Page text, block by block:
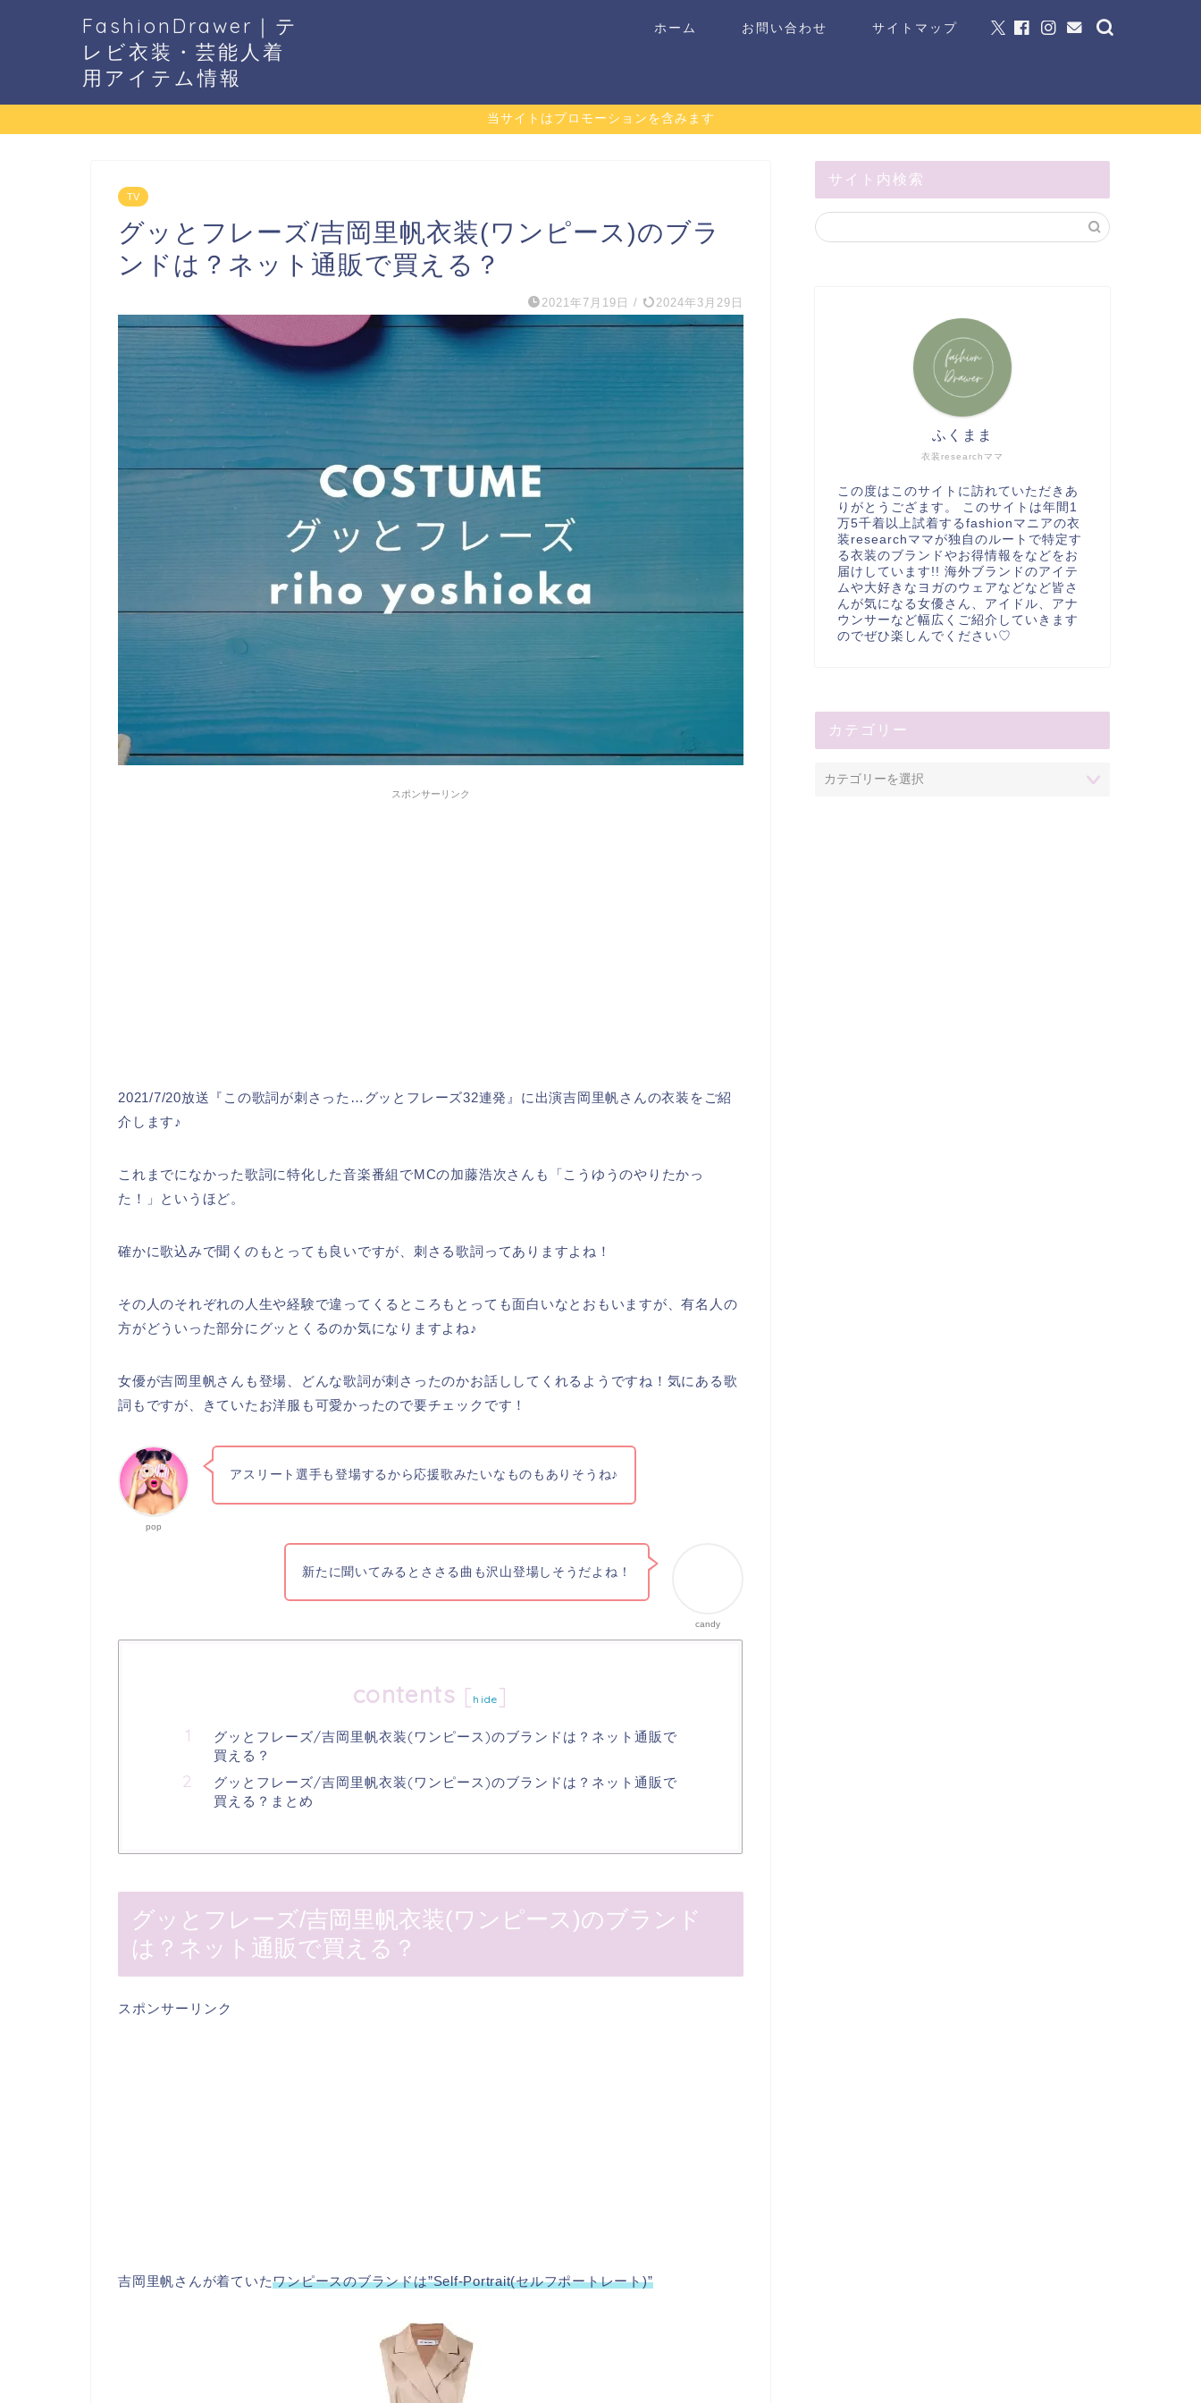
FashionDrawer｜テ
レビ衣装・芸能人着
用アイテム情報
ホーム お問い合わせ サイトマップ
当サイトはプロモーションを含みます
TV
グッとフレーズ/吉岡里帆衣装(ワンピース)のブラ
ンドは？ネット通販で買える？
2021年7月19日 / 2024年3月29日
スポンサーリンク
2021/7/20放送『この歌詞が刺さった…グッとフレーズ32連発』に出演吉岡里帆さんの衣装をご紹
介します♪
これまでになかった歌詞に特化した音楽番組でMCの加藤浩次さんも「こうゆうのやりたかっ
た！」というほど。
確かに歌込みで聞くのもとっても良いですが、刺さる歌詞ってありますよね！
その人のそれぞれの人生や経験で違ってくるところもとっても面白いなとおもいますが、有名人の
方がどういった部分にグッとくるのか気になりますよね♪
女優が吉岡里帆さんも登場、どんな歌詞が刺さったのかお話ししてくれるようですね！気にある歌
詞もですが、きていたお洋服も可愛かったので要チェックです！
pop
アスリート選手も登場するから応援歌みたいなものもありそうね♪
candy
新たに聞いてみるとささる曲も沢山登場しそうだよね！
contents [ hide ]
グッとフレーズ/吉岡里帆衣装(ワンピース)のブランドは？ネット通販で
買える？
グッとフレーズ/吉岡里帆衣装(ワンピース)のブランドは？ネット通販で
買える？まとめ
グッとフレーズ/吉岡里帆衣装(ワンピース)のブランド
は？ネット通販で買える？
スポンサーリンク
吉岡里帆さんが着ていたワンピースのブランドは”Self-Portrait(セルフポートレート)”
サイト内検索
衣装researchママ
ふくまま
この度はこのサイトに訪れていただきあ
りがとうござます。 このサイトは年間1
万5千着以上試着するfashionマニアの衣
装researchママが独自のルートで特定す
る衣装のブランドやお得情報をなどをお
届けしています!! 海外ブランドのアイテ
ムや大好きなヨガのウェアなどなど皆さ
んが気になる女優さん、アイドル、アナ
ウンサーなど幅広くご紹介していきます
のでぜひ楽しんでください♡
カテゴリー